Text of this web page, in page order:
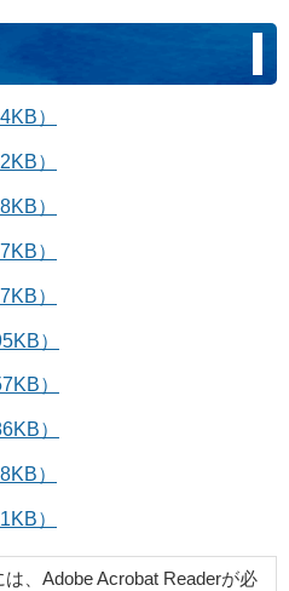
）
）
）
）
）
）
）
）
）
）
、Adobe Acrobat Readerが必